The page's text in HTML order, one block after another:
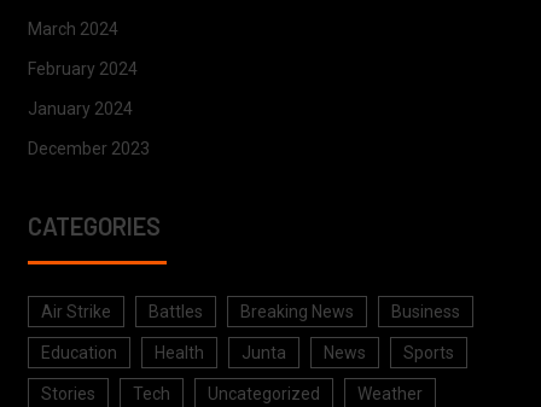
March 2024
February 2024
January 2024
December 2023
CATEGORIES
Air Strike Battles Breaking News Business
Education Health Junta News Sports
Stories Tech Uncategorized Weather